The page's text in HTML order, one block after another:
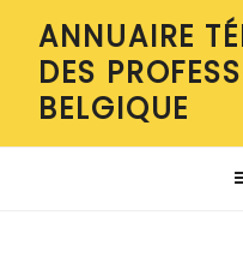
contenu
principal
ANNUAIRE
DES
BELGIQUE